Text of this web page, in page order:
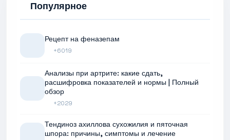
Популярное
Рецепт на феназепам
+6019
Анализы при артрите: какие сдать,
расшифровка показателей и нормы | Полный
обзор
+2029
Тендиноз ахиллова сухожилия и пяточная
шпора: причины, симптомы и лечение